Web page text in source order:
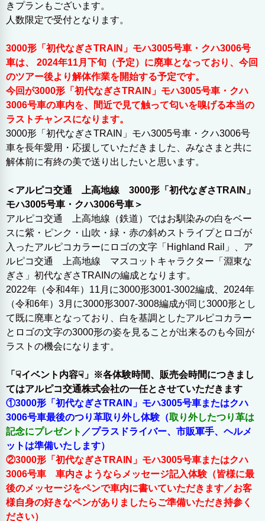
きプランもございます。
人数限定で受付となります。
3000形「初代なぎさTRAIN」モハ3005号車・クハ3006号
車は、 2024年11月下旬（予定）に廃車となっており、今回
のツアー後より解体作業を開始する予定です。
今回が3000形「初代なぎさTRAIN」モハ3005号車・クハ
3006号車の車内を、間近で見て触って匂いを嗅げる本当の
ラストチャンスになります。
3000形「初代なぎさTRAIN」モハ3005号車・クハ3006号
車を長年愛用・応援していただきました、みなさまと共に
解体前に有終の美で送り出したいと思います。
＜アルピコ交通 上高地線 3000形「初代なぎさTRAIN」
モハ3005号車・クハ3006号車＞
アルピコ交通 上高地線（鉄道）ではお馴染みの白をベー
スに紫・ピンク・山吹・緑・赤の斜めストライプとロゴが
入ったアルピコカラーにロゴの文字「Highland Rail」、ア
ルピコ交通 上高地線 マスコットキャラクター「淵東な
ぎさ」初代なぎさTRAINの編成となります。
2022年（令和4年）11月に3000形3001-3002編成、2024年
（令和6年）3月に3000形3007-3008編成が同じ3000形とし
て既に廃車となっており、白を基調としたアルピコカラー
とロゴの文字の3000形の姿を見ることが出来るのも今回が
ラストの機会になります。
「☟イベント内容☟」※各体験時間、販売会時間につきまし
てはアルピコ交通株式会社の一任とさせていただきます
①3000形「初代なぎさTRAIN」モハ3005号車またはクハ
3006号車最後のつり革取り外し体験（取り外したつり革は
記念にプレゼント ／プラスドライバー、市販軍手、ヘルメ
ットは準備いたします）
②3000形「初代なぎさTRAIN」モハ3005号車またはクハ
3006号車 車内さようならメッセージ記入体験（皆様に最
後のメッセージをペンで車内に書いていただきます／お客
様自身の好きなペンがありましたらご準備いただき持参く
ださい）